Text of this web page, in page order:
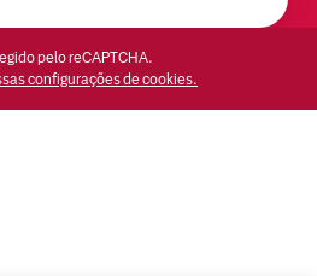
pelo reCAPTCHA.
configurações de cookies.